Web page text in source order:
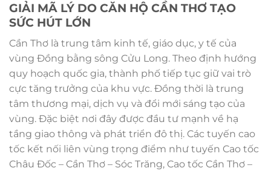
GIẢI MÃ LÝ DO CĂN HỘ CẦN THƠ TẠO
SỨC HÚT LỚN
Cần Thơ là trung tâm kinh tế, giáo dục, y tế của
vùng Đồng bằng sông Cửu Long. Theo định hướng
quy hoạch quốc gia, thành phố tiếp tục giữ vai trò
cực tăng trưởng của khu vực. Đồng thời là trung
tâm thương mại, dịch vụ và đổi mới sáng tạo của
vùng. Đặc biệt nơi đây được đầu tư mạnh về hạ
tầng giao thông và phát triển đô thị. Các tuyến cao
tốc kết nối liên vùng trọng điểm như tuyến Cao tốc
Châu Đốc – Cần Thơ – Sóc Trăng, Cao tốc Cần Thơ –